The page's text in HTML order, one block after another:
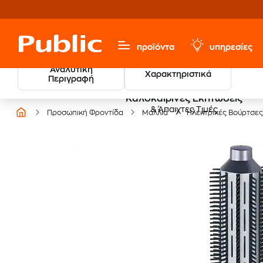
προϊόντα υπηρεσίες
Αναλυτική
Περιγραφή
Χαρακτηριστικά
Καλοκαιρινές Εκπτώσεις
& Άπαιχτες Τιμές
Προσωπική Φροντίδα Μαλλιά Ηλεκτρικές Βούρτσες